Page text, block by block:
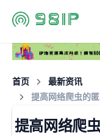
首页
最新资讯
提高网络爬虫的
提高网络爬